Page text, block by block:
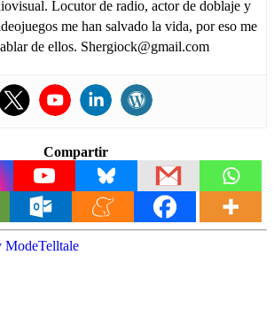
Locutor de radio, actor de doblaje y
me han salvado la vida, por eso me
de ellos. Shergiock@gmail.com
Compartir
ModeTelltale